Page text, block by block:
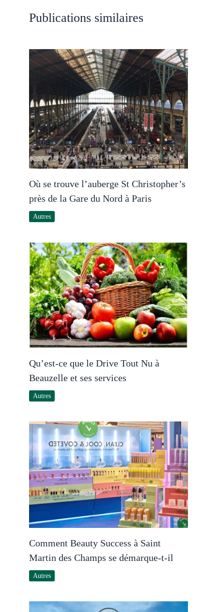
Publications similaires
Où se trouve l’auberge St Christopher’s
près de la Gare du Nord à Paris
Autres
Qu’est-ce que le Drive Tout Nu à
Beauzelle et ses services
Autres
Comment Beauty Success à Saint
Martin des Champs se démarque-t-il
Autres